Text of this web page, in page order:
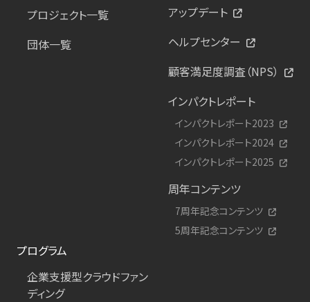
プロジェクト一覧
団体一覧
アップデート
ヘルプセンター
顧客満足度調査（NPS）
インパクトレポート
インパクトレポート2023
インパクトレポート2024
インパクトレポート2025
周年コンテンツ
7周年記念コンテンツ
5周年記念コンテンツ
プログラム
企業支援型クラウドファン
ディング